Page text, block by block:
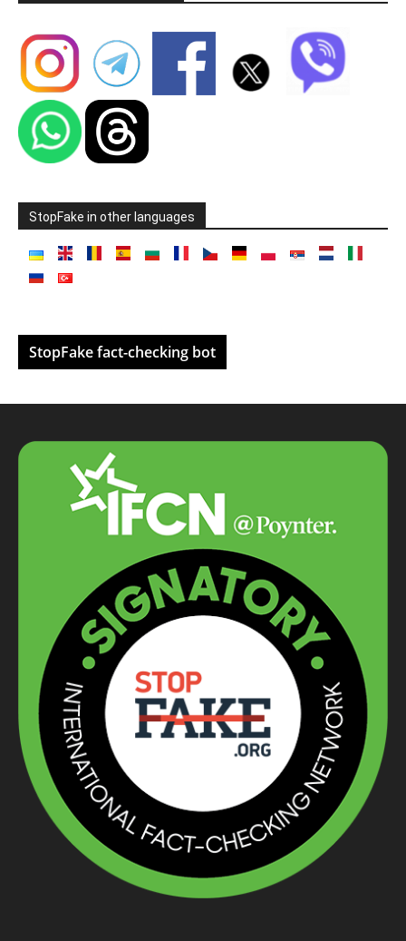
StopFake in other languages
StopFake fact-checking bot